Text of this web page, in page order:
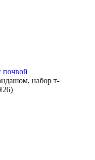
почвой
набор т-